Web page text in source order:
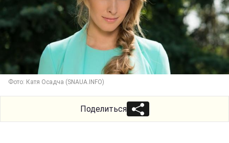
Фото: Катя Осадча (SNAUA.INFO)
Поделиться